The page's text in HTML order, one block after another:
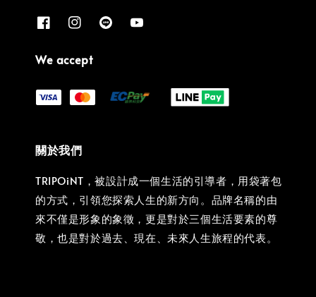
We accept
關於我們
TRIPOiNT，被設計成一個生活的引導者，用袋著包
的方式，引領您探索人生的新方向。品牌名稱的由
來不僅是形象的象徵，更是對於三個生活要素的尊
敬，也是對於過去、現在、未來人生旅程的代表。